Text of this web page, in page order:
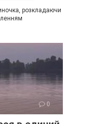
розкладаючи
0